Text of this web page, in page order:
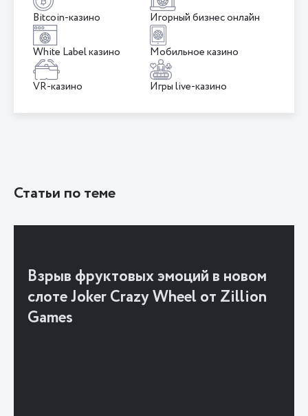
Bitcoin-казино
White Label казино
Игорный бизнес онлайн
Мобильное казино
VR-казино Игры live-казино
Статьи по теме
Взрыв фруктовых эмоций в новом
слоте Joker Crazy Wheel от Zillion
Games